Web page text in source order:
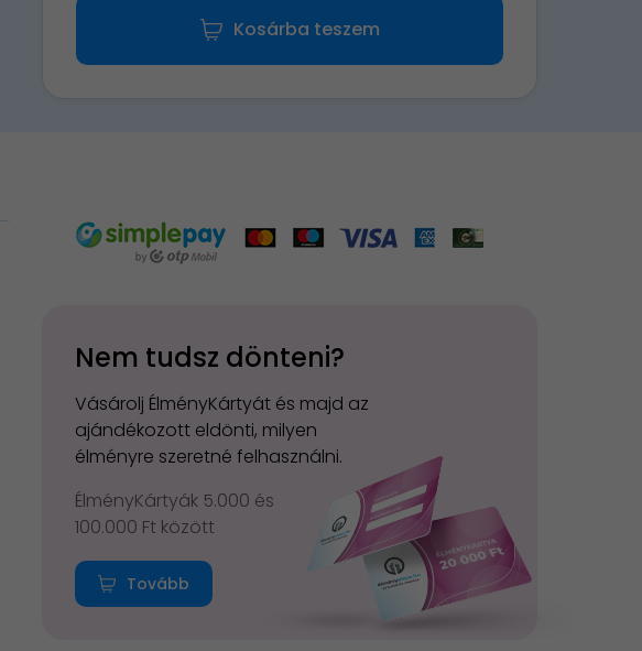
Kosárba teszem
Nem tudsz dönteni?
Vásárolj ÉlményKártyát és majd az
ajándékozott eldönti, milyen
élményre szeretné felhasználni.
ÉlményKártyák 5.000 és
100.000 Ft között
Tovább